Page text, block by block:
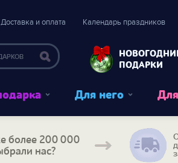
Доставка и оплата Календарь праздников
ПОДАРКИ
Для него
более 200 000
нас?